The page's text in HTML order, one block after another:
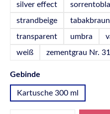
silver effect
strandbeige
tabakbraun
transparent
umbra
weiß
zementgrau Nr. 31
Gebinde
Kartusche 300 ml